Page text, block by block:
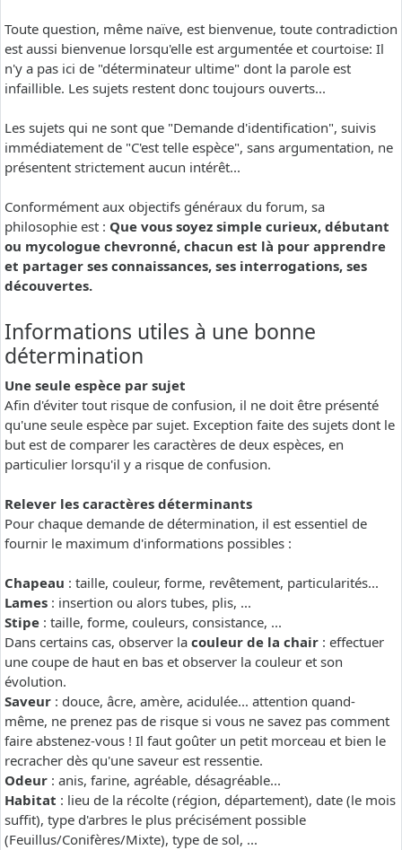
Toute question, même naïve, est bienvenue, toute contradiction
est aussi bienvenue lorsqu'elle est argumentée et courtoise: Il
n'y a pas ici de "déterminateur ultime" dont la parole est
infaillible. Les sujets restent donc toujours ouverts...
Les sujets qui ne sont que "Demande d'identification", suivis
immédiatement de "C'est telle espèce", sans argumentation, ne
présentent strictement aucun intérêt...
Conformément aux objectifs généraux du forum, sa
philosophie est : Que vous soyez simple curieux, débutant
ou mycologue chevronné, chacun est là pour apprendre
et partager ses connaissances, ses interrogations, ses
découvertes.
Informations utiles à une bonne
détermination
Une seule espèce par sujet
Afin d'éviter tout risque de confusion, il ne doit être présenté
qu'une seule espèce par sujet. Exception faite des sujets dont le
but est de comparer les caractères de deux espèces, en
particulier lorsqu'il y a risque de confusion.
Relever les caractères déterminants
Pour chaque demande de détermination, il est essentiel de
fournir le maximum d'informations possibles :
Chapeau : taille, couleur, forme, revêtement, particularités...
Lames : insertion ou alors tubes, plis, ...
Stipe : taille, forme, couleurs, consistance, ...
Dans certains cas, observer la couleur de la chair : effectuer
une coupe de haut en bas et observer la couleur et son
évolution.
Saveur : douce, âcre, amère, acidulée... attention quand-
même, ne prenez pas de risque si vous ne savez pas comment
faire abstenez-vous ! Il faut goûter un petit morceau et bien le
recracher dès qu'une saveur est ressentie.
Odeur : anis, farine, agréable, désagréable...
Habitat : lieu de la récolte (région, département), date (le mois
suffit), type d'arbres le plus précisément possible
(Feuillus/Conifères/Mixte), type de sol, ...